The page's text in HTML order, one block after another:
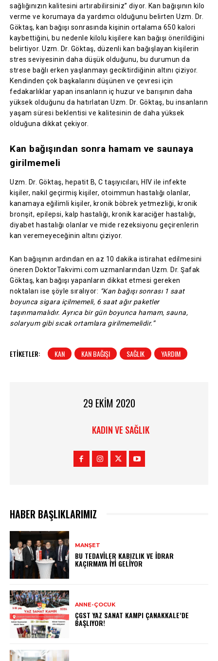
sağlığınızın kalitesini artırabilirsiniz” diyor. Kan bağışının kilo
verme ve korumaya da yardımcı olduğunu belirten Uzm. Dr.
Göktaş, kan bağışı sonrasında kişinin ortalama 650 kalori
kaybettiğini, bu nedenle kilolu kişilere kan bağışı önerildiğini
belirtiyor. Uzm. Dr. Göktaş, düzenli kan bağışlayan kişilerin
stres seviyesinin daha düşük olduğunu, bu durumun da
strese bağlı erken yaşlanmayı geciktirdiğinin altını çiziyor.
Kendinden çok başkalarını düşünen ve çevresi için
fedakarlıklar yapan insanların iç huzur ve barışının daha
yüksek olduğunu da hatırlatan Uzm. Dr. Göktaş, bu insanların
yaşam süresi beklentisi ve kalitesinin de daha yüksek
olduğuna dikkat çekiyor.
Kan bağışından sonra hamam ve saunaya
girilmemeli
Uzm. Dr. Göktaş, hepatit B, C taşıyıcıları, HIV ile infekte
kişiler, nakil geçirmiş kişiler, otoimmun hastalığı olanlar,
kanamaya eğilimli kişiler, kronik böbrek yetmezliği, kronik
bronşit, epilepsi, kalp hastalığı, kronik karaciğer hastalığı,
diyabet hastalığı olanlar ve mide rezeksiyonu geçirenlerin
kan veremeyeceğinin altını çiziyor.
Kan bağışının ardından en az 10 dakika istirahat edilmesini
öneren DoktorTakvimi.com uzmanlarından Uzm. Dr. Şafak
Göktaş, kan bağışı yapanların dikkat etmesi gereken
noktaları ise şöyle sıralıyor: “Kan bağışı sonrası 1 saat
boyunca sigara içilmemeli, 6 saat ağır paketler
taşınmamalıdır. Ayrıca bir gün boyunca hamam, sauna,
solaryum gibi sıcak ortamlara girilmemelidir.”
ETIKETLER: KAN KAN BAĞIŞI SAĞLIK YARDIM
29 EKIM 2020
KADIN VE SAĞLIK
HABER BAŞLIKLARIMIZ
MANŞET
BU TEDAVILER KABIZLIK VE İDRAR
KAÇIRMAYA İYI GELIYOR
ANNE-ÇOCUK
ÇGST YAZ SANAT KAMPI ÇANAKKALE’DE
BAŞLIYOR!